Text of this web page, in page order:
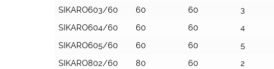
SIKARO603/60
60 60 3
SIKARO604/60
60 60 4
SIKARO605/60
60 60 5
SIKARO802/60
80 60 2